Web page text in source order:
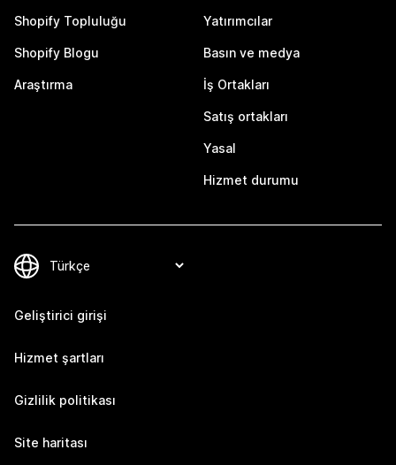
Shopify Topluluğu
Shopify Blogu
Araştırma
Yatırımcılar
Basın ve medya
İş Ortakları
Satış ortakları
Yasal
Hizmet durumu
Geliştirici girişi
Hizmet şartları
Gizlilik politikası
Site haritası